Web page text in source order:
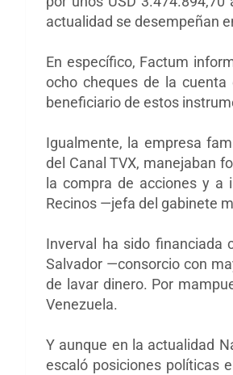
actualidad se desempeñan
En específico, Factum
ocho cheques de la
beneficiario de estos
Igualmente, la empresa
del Canal TVX, manejaban
la compra de acciones y a
Recinos —jefa del gabinete
Inverval ha sido financiada
Salvador —consorcio con
de lavar dinero. Por
Venezuela.
Y aunque en la actualidad
escaló posiciones políticas